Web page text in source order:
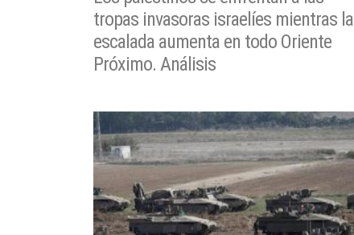
tropas invasoras israelíes mientras la
escalada aumenta en todo Oriente
Próximo. Análisis